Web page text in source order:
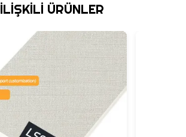
İLIŞKILI ÜRÜNLER